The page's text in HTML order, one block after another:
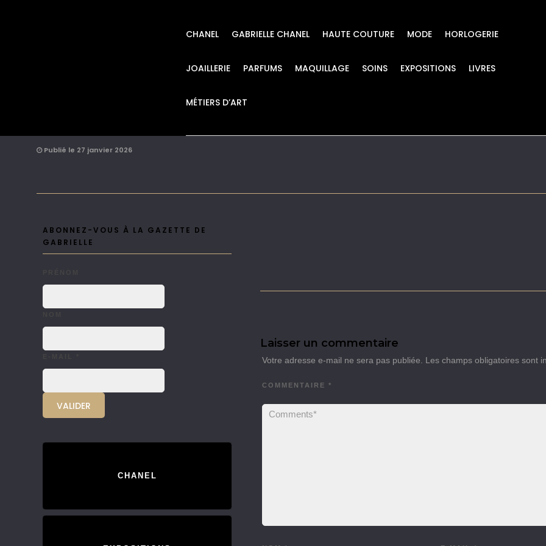
CHANEL GABRIELLE CHANEL HAUTE COUTURE MODE HORLOGERIE
JOAILLERIE PARFUMS MAQUILLAGE SOINS EXPOSITIONS LIVRES
MÉTIERS D’ART
Publié le 27 janvier 2026
Laisser un commentaire
Votre adresse e-mail ne sera pas publiée. Les champs obligatoires sont
COMMENTAIRE *
ABONNEZ-VOUS À LA GAZETTE DE
GABRIELLE
CHANEL